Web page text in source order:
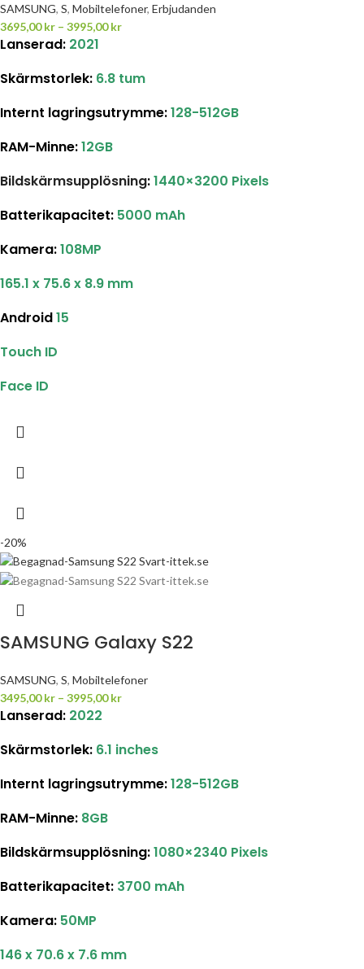
SAMSUNG, S, Mobiltelefoner, Erbjudanden
3695,00kr – 3995,00kr
Lanserad: 2021
Skärmstorlek: 6.8 tum
Internt lagringsutrymme:128-512GB
RAM-Minne:12GB
Bildskärmsupplösning:1440×3200 Pixels
Batterikapacitet: 5000 mAh
Kamera:108MP
165.1 x 75.6 x 8.9 mm
Android15
Touch ID
Face ID
-20%
SAMSUNG Galaxy S22
SAMSUNG, S, Mobiltelefoner
3495,00kr – 3995,00kr
Lanserad: 2022
Skärmstorlek: 6.1 inches
Internt lagringsutrymme:128-512GB
RAM-Minne: 8GB
Bildskärmsupplösning:1080×2340 Pixels
Batterikapacitet: 3700 mAh
Kamera: 50MP
146 x 70.6 x 7.6 mm